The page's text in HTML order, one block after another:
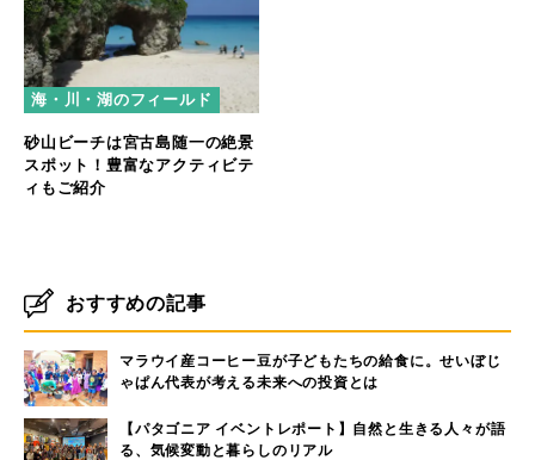
海・川・湖のフィールド
砂山ビーチは宮古島随一の絶景
スポット！豊富なアクティビテ
ィもご紹介
おすすめの記事
マラウイ産コーヒー豆が子どもたちの給食に。せいぼじ
ゃぱん代表が考える未来への投資とは
【パタゴニア イベントレポート】自然と生きる人々が語
る、気候変動と暮らしのリアル